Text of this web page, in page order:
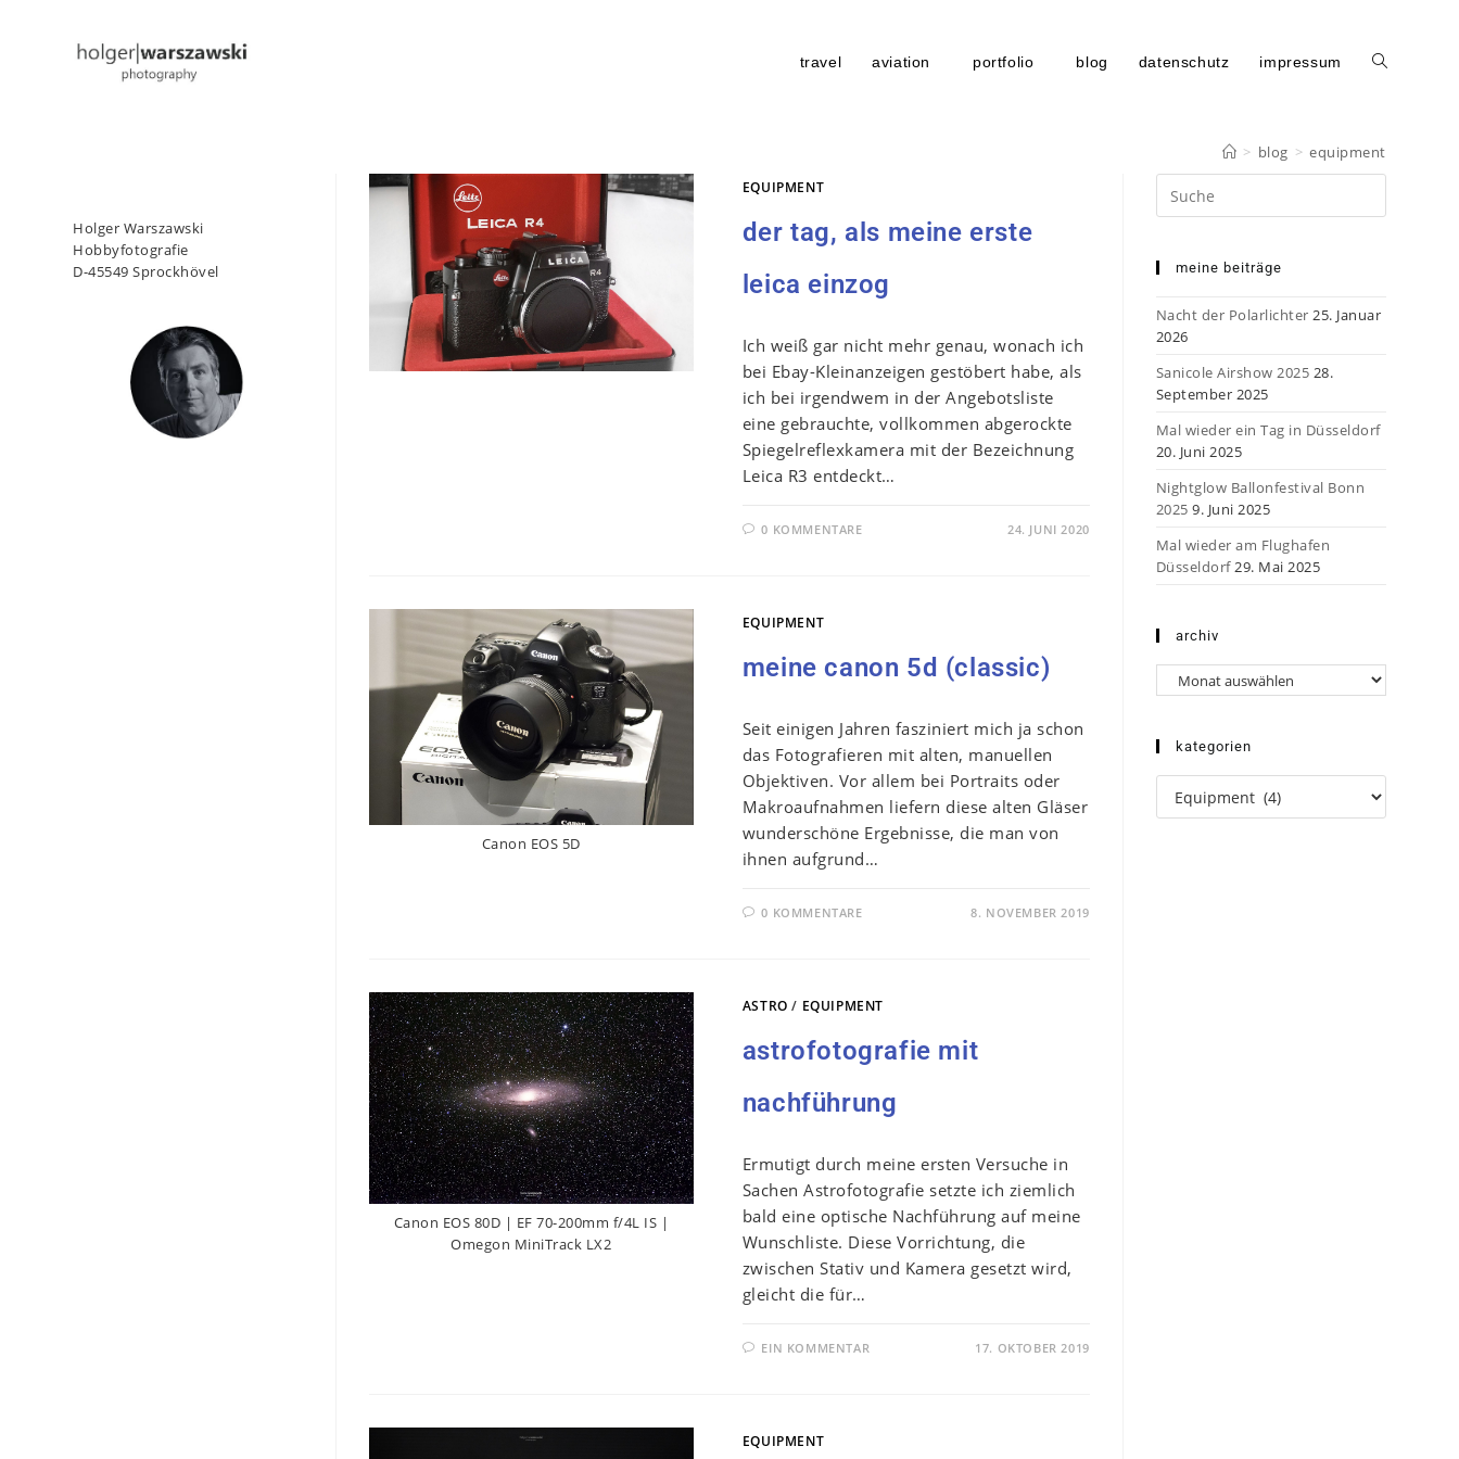
travel aviation portfolio blog datenschutz impressum
> blog > equipment
EQUIPMENT
der tag, als meine erste
leica einzog
Ich weiß gar nicht mehr genau, wonach ich
bei Ebay-Kleinanzeigen gestöbert habe, als
ich bei irgendwem in der Angebotsliste
eine gebrauchte, vollkommen abgerockte
Spiegelreflexkamera mit der Bezeichnung
Leica R3 entdeckt…
0 KOMMENTARE 24. JUNI 2020
Canon EOS 5D
EQUIPMENT
meine canon 5d (classic)
Seit einigen Jahren fasziniert mich ja schon
das Fotografieren mit alten, manuellen
Objektiven. Vor allem bei Portraits oder
Makroaufnahmen liefern diese alten Gläser
wunderschöne Ergebnisse, die man von
ihnen aufgrund…
0 KOMMENTARE 8. NOVEMBER 2019
Canon EOS 80D | EF 70-200mm f/4L IS |
Omegon MiniTrack LX2
ASTRO / EQUIPMENT
astrofotografie mit
nachführung
Ermutigt durch meine ersten Versuche in
Sachen Astrofotografie setzte ich ziemlich
bald eine optische Nachführung auf meine
Wunschliste. Diese Vorrichtung, die
zwischen Stativ und Kamera gesetzt wird,
gleicht die für…
EIN KOMMENTAR 17. OKTOBER 2019
EQUIPMENT
Holger Warszawski
Hobbyfotografie
D-45549 Sprockhövel
this
meine beiträge
Nacht der Polarlichter 25. Januar
2026
Sanicole Airshow 2025 28.
September 2025
Mal wieder ein Tag in Düsseldorf
20. Juni 2025
Nightglow Ballonfestival Bonn
2025 9. Juni 2025
Mal wieder am Flughafen
Düsseldorf29. Mai 2025
archiv
Archiv
kategorien